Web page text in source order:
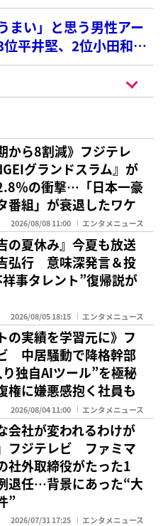
まい」と思う男性アー
平井堅、2位小田和正
から8割減》フジテレ
グランドスラム』が
％の衝撃…「日本一豪
番組」が衰退したワケ
2026/08/08 11:00 エンタメニュース
の夏休み』今夏も放送
弘行 意味深発言＆投
事タレント”復帰説が
2026/08/05 18:15 エンタメニュース
の実績を学習元に》フ
中居騒動で降格幹部
独自AIツール”を極秘
権に嫌悪感抱く社員も
2026/08/04 11:00 エンタメニュース
会社が変われるわけが
フジテレビ ファミマ
社外取締役がたった1
退任…背景にあった“大
”
2026/07/31 17:25 エンタメニュース